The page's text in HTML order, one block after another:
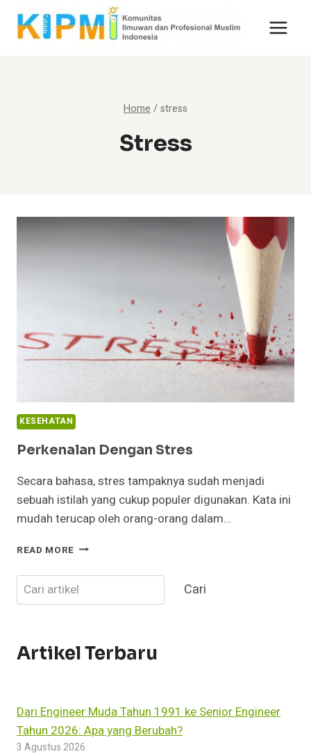
Skip
Home /stress
Stress
KESEHATAN
Perkenalan Dengan Stres
Secara bahasa, stres tampaknya sudah menjadi
sebuah istilah yang cukup populer digunakan. Kata ini
mudah terucap oleh orang-orang dalam…
READ MORE PERKENALAN
STRES
Cari Cari
Artikel Terbaru
Dari Engineer Muda Tahun 1991 ke Senior Engineer
Tahun 2026: Apa yang Berubah?
3 Agustus 2026